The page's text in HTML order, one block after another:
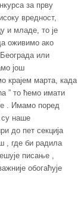
за прву
вредност,
и младе, то је
оживимо ако
или
још
крајем марта, када
” то ћемо имати
. Имамо поред
су наше
до пет секција
, где би радила
писање ,
обогаћује